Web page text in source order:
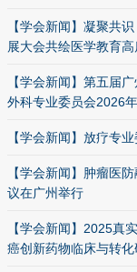
【学会新闻】凝聚共
展大会共绘医学教育
【学会新闻】第五届
外科专业委员会2026
【学会新闻】放疗专
【学会新闻】肿瘤医
议在广州举行
【学会新闻】2025真
癌创新药物临床与转